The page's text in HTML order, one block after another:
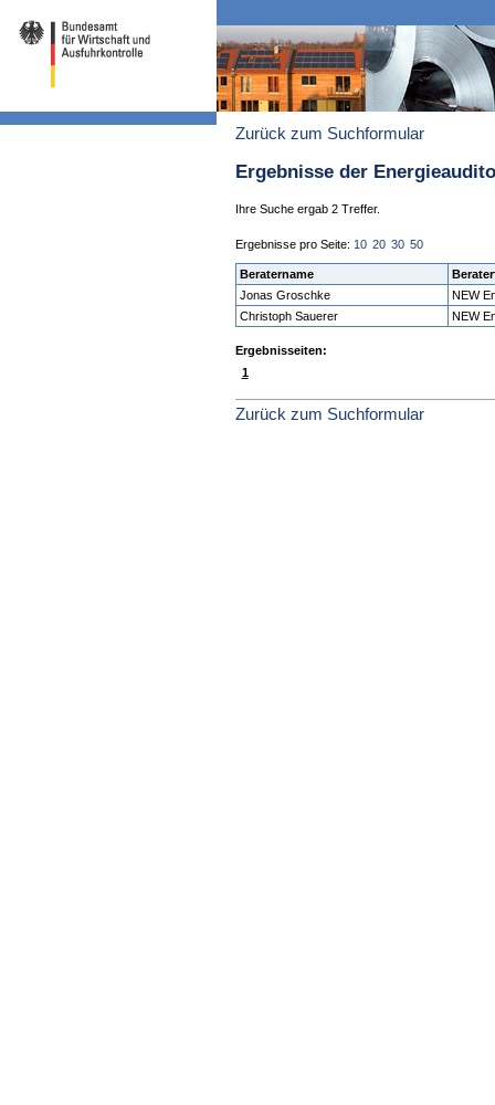
Zurück zum Suchformular
Ergebnisse der
Ihre Suche ergab 2 Treffer.
Ergebnisse pro Seite: 10 20 30 50
Beratername
Jonas Groschke
NEW
Christoph Sauerer
NEW
Ergebnisseiten:
1
Zurück zum Suchformular